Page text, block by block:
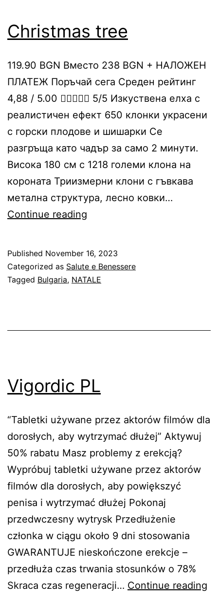
Christmas tree
119.90 BGN Вместо 238 BGN + НАЛОЖЕН
ПЛАТЕЖ Поръчай сега Среден рейтинг
4,88 / 5.00  5/5 Изкуствена елха с
реалистичен ефект 650 клонки украсени
с горски плодове и шишарки Ce
разгръща като чадър за само 2 минути.
Висока 180 см с 1218 големи клона на
короната Триизмерни клони с гъвкава
метална структура, лесно ковки…
Continue reading
Published November 16, 2023
Categorized as Salute e Benessere
Tagged Bulgaria, NATALE
Vigordic PL
“Tabletki używane przez aktorów filmów dla
dorosłych, aby wytrzymać dłużej” Aktywuj
50% rabatu Masz problemy z erekcją?
Wypróbuj tabletki używane przez aktorów
filmów dla dorosłych, aby powiększyć
penisa i wytrzymać dłużej Pokonaj
przedwczesny wytrysk Przedłużenie
członka w ciągu około 9 dni stosowania
GWARANTUJE nieskończone erekcje –
przedłuża czas trwania stosunków o 78%
Skraca czas regeneracji… Continue reading